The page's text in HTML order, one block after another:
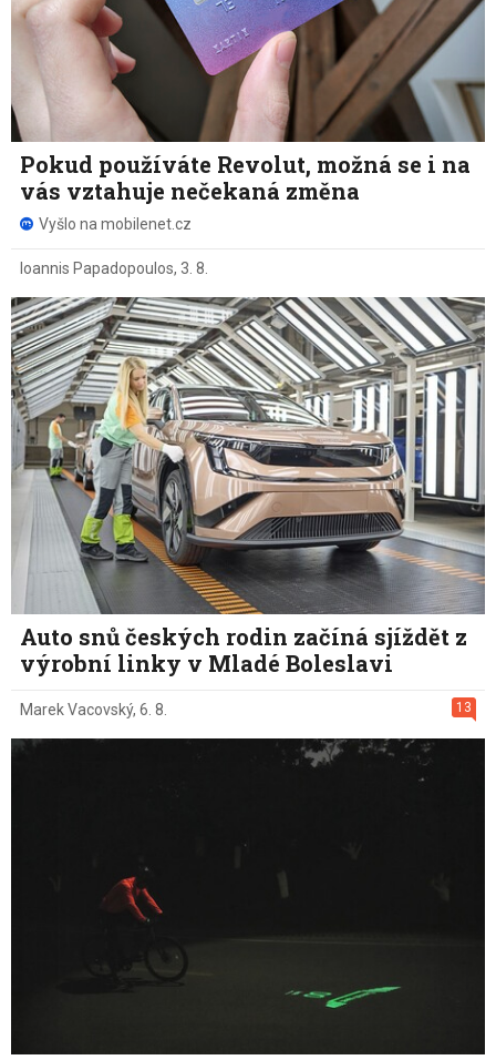
Pokud používáte Revolut, možná se i na
vás vztahuje nečekaná změna
Vyšlo na mobilenet.cz
Ioannis Papadopoulos, 3. 8.
Auto snů českých rodin začíná sjíždět z
výrobní linky v Mladé Boleslavi
13
Marek Vacovský, 6. 8.